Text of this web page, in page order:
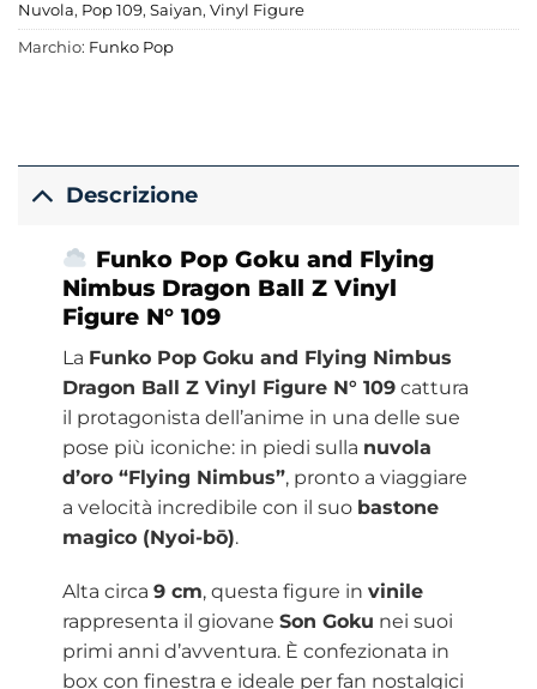
Nuvola, Pop 109, Saiyan, Vinyl Figure
Marchio: Funko Pop
Descrizione
Funko Pop Goku and Flying
Nimbus Dragon Ball Z Vinyl
Figure N° 109
La Funko Pop Goku and Flying Nimbus
Dragon Ball Z Vinyl Figure N° 109cattura
il protagonista dell’anime in una delle sue
pose più iconiche: in piedi sulla nuvola
d’oro “Flying Nimbus”, pronto a viaggiare
a velocità incredibile con il suo bastone
magico (Nyoi-bō).
Alta circa 9 cm, questa figure in vinile
rappresenta il giovane Son Goku nei suoi
primi anni d’avventura. È confezionata in
box con finestra e ideale per fan nostalgici